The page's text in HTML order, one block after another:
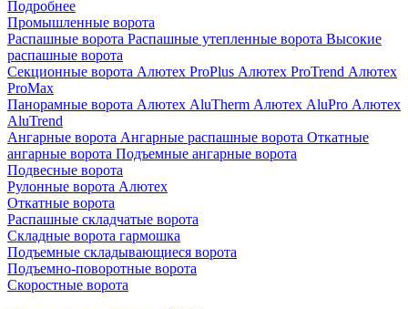
Подробнее
Промышленные ворота
Распашные ворота Распашные утепленные ворота Высокие
распашные ворота
Секционные ворота Алютех ProPlus Алютех ProTrend Алютех
ProMax
Панорамные ворота Алютех AluTherm Алютех AluPro Алютех
AluTrend
Ангарные ворота Ангарные распашные ворота Откатные
ангарные ворота Подъемные ангарные ворота
Подвесные ворота
Рулонные ворота Алютех
Откатные ворота
Распашные складчатые ворота
Складные ворота гармошка
Подъемные складывающиеся ворота
Подъемно-поворотные ворота
Скоростные ворота